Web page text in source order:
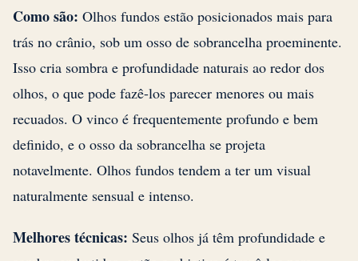
Como são: Olhos fundos estão posicionados mais para
trás no crânio, sob um osso de sobrancelha proeminente.
Isso cria sombra e profundidade naturais ao redor dos
olhos, o que pode fazê-los parecer menores ou mais
recuados. O vinco é frequentemente profundo e bem
definido, e o osso da sobrancelha se projeta
notavelmente. Olhos fundos tendem a ter um visual
naturalmente sensual e intenso.
Melhores técnicas: Seus olhos já têm profundidade e